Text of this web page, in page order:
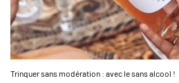
Trinquer sans modération : avec le sans alcool !